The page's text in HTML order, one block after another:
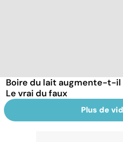
Boire du lait augmente-t-il
Le vrai du faux
Plus de